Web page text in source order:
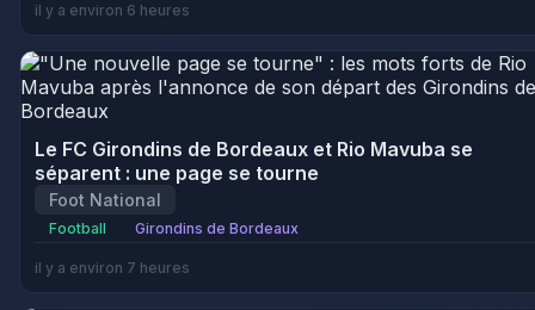
il y a environ 6 heures
Le FC Girondins de Bordeaux et Rio Mavuba se
séparent : une page se tourne
Foot National
Football Girondins de Bordeaux
il y a environ 7 heures